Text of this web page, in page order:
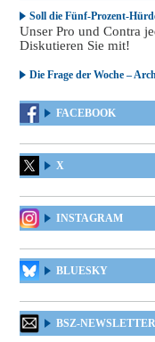
Soll die Fünf-Prozent-
Unser Pro und Contra
Diskutieren Sie mit!
Die Frage der Woche –
FACEBOOK
X
INSTAGRAM
BLUESKY
BSZ-NEWSLETTER